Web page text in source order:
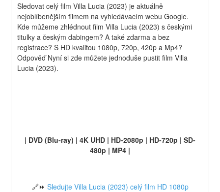
Sledovat celý film Villa Lucia (2023) je aktuálně
nejoblíbenějším filmem na vyhledávacím webu Google.
Kde můžeme zhlédnout film Villa Lucia (2023) s českými
titulky a českým dabingem? A také zdarma a bez
registrace? S HD kvalitou 1080p, 720p, 420p a Mp4?
Odpověď Nyní si zde můžete jednoduše pustit film Villa
Lucia (2023).
| DVD (Blu-ray) | 4K UHD | HD-2080p | HD-720p | SD-
480p | MP4 |
🔗⏩ Sledujte Villa Lucia (2023) celý film HD 1080p